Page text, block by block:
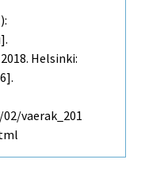
2018. Helsinki:
vaerak_201